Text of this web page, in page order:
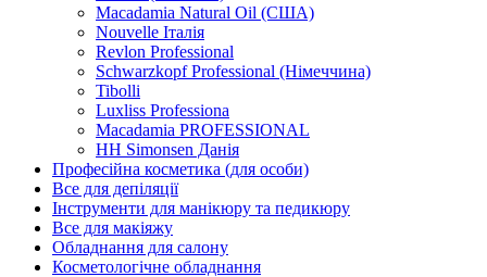
Macadamia Natural Oil (США)
Nouvelle Італія
Revlon Professional
Schwarzkopf Professional (Німеччина)
Tibolli
Luxliss Professiona
Macadamia PROFESSIONAL
HH Simonsen Данія
Професійна косметика (для особи)
Все для депіляції
Інструменти для манікюру та педикюру
Все для макіяжу
Обладнання для салону
Косметологічне обладнання